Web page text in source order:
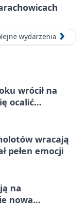
wydarzenia
wrócił na
ocalić
wracają
pełen emocji
na
nowa